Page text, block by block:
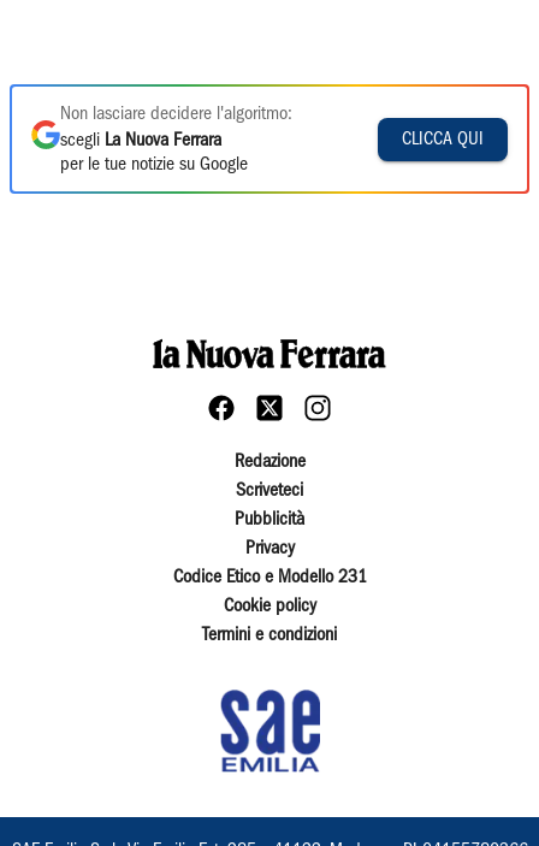
Non lasciare decidere l'algoritmo:
scegli La Nuova Ferrara
per le tue notizie su Google
CLICCA QUI
Redazione
Scriveteci
Pubblicità
Privacy
Codice Etico e Modello 231
Cookie policy
Termini e condizioni